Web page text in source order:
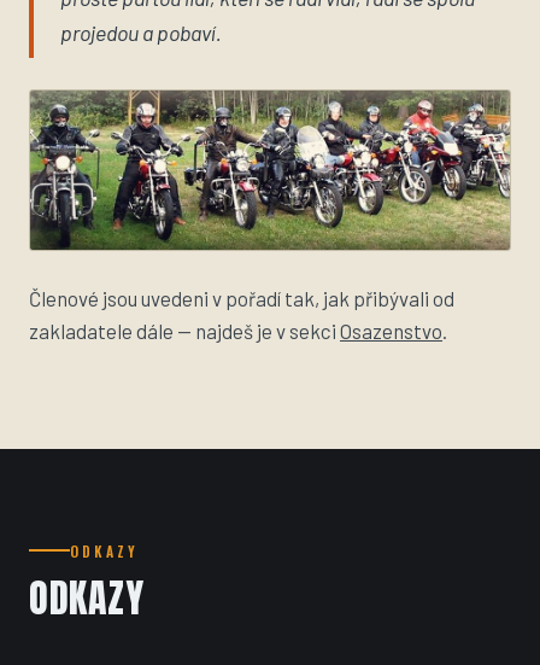
projedou a pobaví.
Členové jsou uvedeni v pořadí tak, jak přibývali od
zakladatele dále — najdeš je v sekci Osazenstvo.
ODKAZY
ODKAZY